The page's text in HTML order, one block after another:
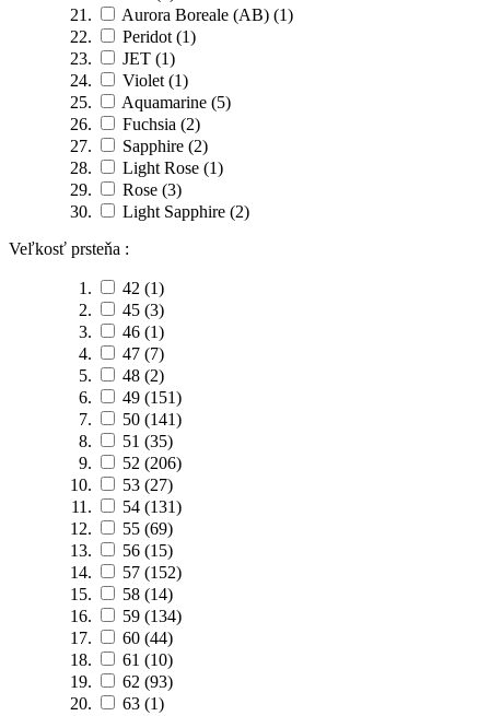
Aurora Boreale (AB) (1)
Peridot (1)
JET (1)
Violet (1)
Aquamarine (5)
Fuchsia (2)
Sapphire (2)
Light Rose (1)
Rose (3)
Light Sapphire (2)
Veľkosť prsteňa :
42 (1)
45 (3)
46 (1)
47 (7)
48 (2)
49 (151)
50 (141)
51 (35)
52 (206)
53 (27)
54 (131)
55 (69)
56 (15)
57 (152)
58 (14)
59 (134)
60 (44)
61 (10)
62 (93)
63 (1)